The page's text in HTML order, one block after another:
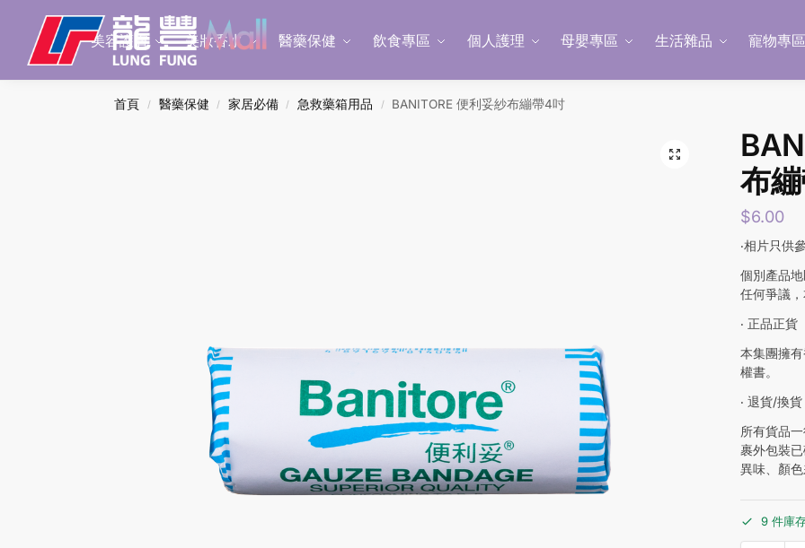
美容護膚 美妝香水 醫藥保健 飲食專區 個人護理 母嬰專區 生活雜品 寵物專
Search
首頁 / 醫藥保健 / 家居必備 / 急救藥箱用品 / BANITORE 便利妥紗布繃帶4吋
布
$6.00
‧相片只供
個別產品
任何爭議
‧ 正品正貨
本集團擁
權書。
‧ 退貨/換貨
所有貨品
裹外包裝
異味、顏
9 件庫